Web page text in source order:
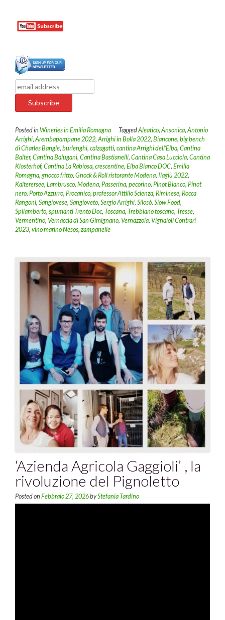
Posted in Wineries in Emilia Romagna TaggedAleatico, Ansonica, Antonio
Arrighi, Arembapampane 2022, Arrighi in Bolla 2022, Biancone, big bench
di Charles Bangle, burlenghi, calzagatti, cantina Arrighi dell’Elba, Cantina
Balter, Cantina Balugani, Cantina Bastianelli, Cantina Casa Lucciola, Cantina
Klosterhof, Cantina La Rabiosa, crescentine, Elba Bianco DOC, Emilia
Romagna, gnocco fritto, Gnock & Roll ristorante Modena, Ilagiù 2022,
Kalterersee, Lambrusco, Modena, Passerina, pecorino, Pinot Bianco, Pinot
nero, Porto Azzurro, Procanico, professor Attilio Scienza, Riminese, Rocca
Rangoni, Sangiovese, Sangioveto, Sergio Arrighi, Silosò, Slow Food,
Spilamberto, spumanti Trento Doc, Toscana, Trebbiano toscano, Tresse,
Vermentino, Vernaccia di San Gimignano, Vernazzola, Vignaioli Contrari
2023, vino marino Nesos, zampanelle
‘Azienda Agricola Gaggioli’ , la
rivoluzione del Pignoletto
Posted on Febbraio 27, 2026byStefania Tardino